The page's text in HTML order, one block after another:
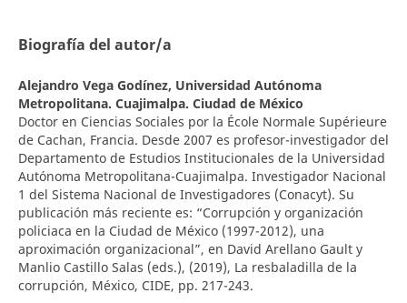
Biografía del autor/a
Alejandro Vega Godínez, Universidad Autónoma
Metropolitana. Cuajimalpa. Ciudad de México
Doctor en Ciencias Sociales por la École Normale Supérieure
de Cachan, Francia. Desde 2007 es profesor-investigador del
Departamento de Estudios Institucionales de la Universidad
Autónoma Metropolitana-Cuajimalpa. Investigador Nacional
1 del Sistema Nacional de Investigadores (Conacyt). Su
publicación más reciente es: “Corrupción y organización
policiaca en la Ciudad de México (1997-2012), una
aproximación organizacional”, en David Arellano Gault y
Manlio Castillo Salas (eds.), (2019), La resbaladilla de la
corrupción, México, CIDE, pp. 217-243.